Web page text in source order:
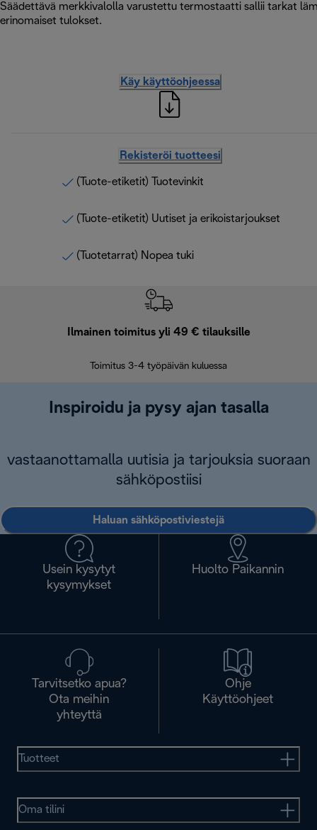
Säädettävä merkkivalolla varustettu termostaatti sallii tarkat
erinomaiset tulokset.
Käy käyttöohjeessa
Rekisteröi tuotteesi
(Tuote-etiketit) Tuotevinkit
(Tuote-etiketit) Uutiset ja erikoistarjoukset
(Tuotetarrat) Nopea tuki
Ilmainen toimitus yli 49 € tilauksille
Toimitus 3-4 työpäivän kuluessa
Inspiroidu ja pysy ajan tasalla
vastaanottamalla uutisia ja tarjouksia suoraan
sähköpostiisi
Haluan sähköpostiviestejä
Usein kysytyt
kysymykset
Huolto Paikannin
Tarvitsetko apua?
Ota meihin
yhteyttä
Ohje
Käyttöohjeet
Tuotteet
Oma tilini